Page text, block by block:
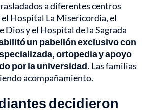
a diferentes centros
Hospital La Misericordia, el
Dios y el Hospital de la Sagrada
un pabellón exclusivo con
ortopedia y apoyo
por la universidad. Las familias
acompañamiento.
decidieron